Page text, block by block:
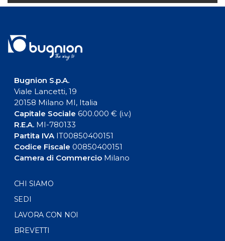
Bugnion S.p.A.
Viale Lancetti, 19
20158 Milano MI, Italia
Capitale Sociale 600.000 € (i.v.)
R.E.A.MI-780133
Partita IVAIT00850400151
Codice Fiscale 00850400151
Camera di CommercioMilano
CHI SIAMO
SEDI
LAVORA CON NOI
BREVETTI